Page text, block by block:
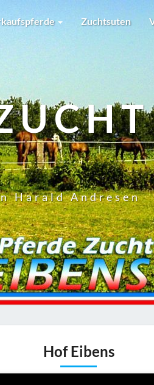
Zuchtsuten
Harald Andresen
Hof Eibens